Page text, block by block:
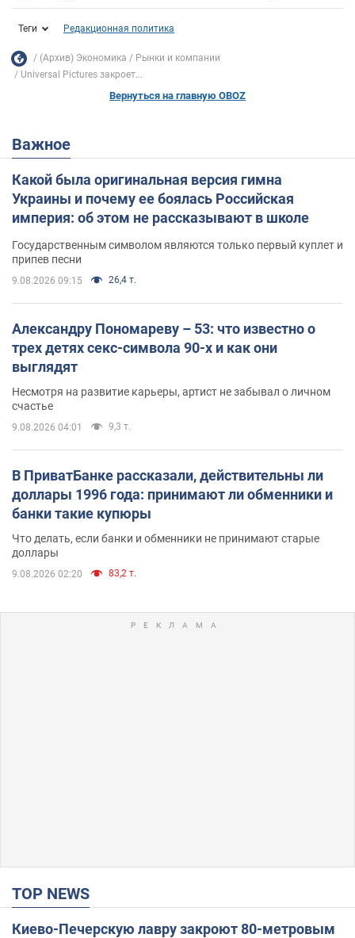
Теги Редакционная политика
(Архив) Экономика
Рынки и компании
Universal Pictures закроет...
Вернуться на главную OBOZ
Важное
Какой была оригинальная версия гимна
Украины и почему ее боялась Российская
империя: об этом не рассказывают в школе
Государственным символом являются только первый куплет и
припев песни
9.08.2026 09:15 26,4 т.
Александру Пономареву – 53: что известно о
трех детях секс-символа 90-х и как они
выглядят
Несмотря на развитие карьеры, артист не забывал о личном
счастье
9.08.2026 04:01 9,3 т.
В ПриватБанке рассказали, действительны ли
доллары 1996 года: принимают ли обменники и
банки такие купюры
Что делать, если банки и обменники не принимают старые
доллары
9.08.2026 02:20 83,2 т.
TOP NEWS
Киево-Печерскую лавру закроют 80-метровым